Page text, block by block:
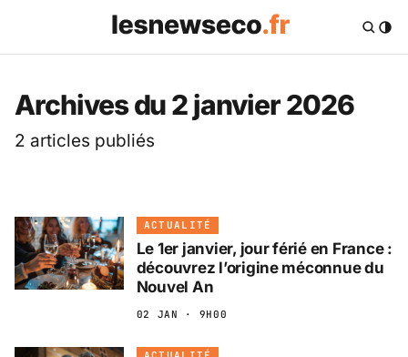
Les News Eco .fr —
Archives du 2 janvier 2026
2 articles publiés
ACTUALITÉ
Le 1er janvier, jour férié en France :
découvrez l’origine méconnue du
Nouvel An
02 JAN · 9H00